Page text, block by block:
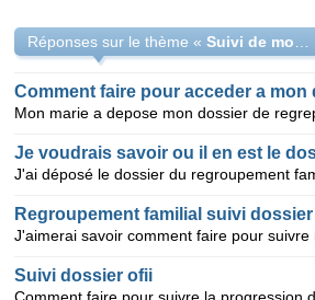
Réponses sur le thème «
Regroupement familial suivi dossier
Suivi dossier ofii